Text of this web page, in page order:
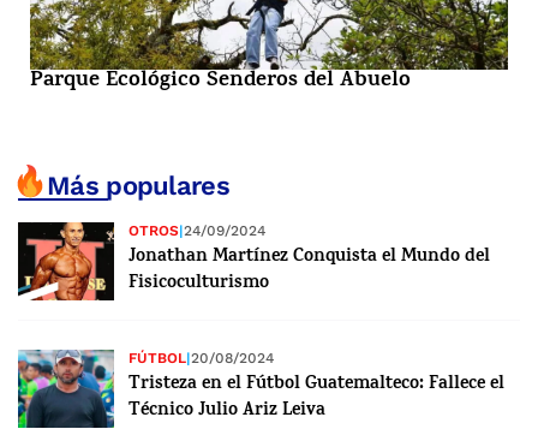
Parque Ecológico Senderos del Abuelo
Más populares
OTROS|24/09/2024
Jonathan Martínez Conquista el Mundo del
Fisicoculturismo
FÚTBOL|20/08/2024
Tristeza en el Fútbol Guatemalteco: Fallece el
Técnico Julio Ariz Leiva